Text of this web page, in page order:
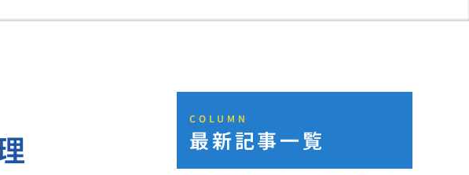
COLUMN
最新記事一覧